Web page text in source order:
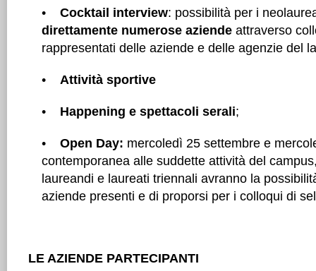
• Cocktail interview: possibilità per i
direttamente numerose aziendeattraverso
rappresentati delle aziende e delle agenzie del
• Attività sportive
• Happening e spettacoli serali;
• Open Day: mercoledì 25 settembre e
contemporanea alle suddette attività del
laureandi e laureati triennali avranno la
aziende presenti e di proporsi per i colloqui di
LE AZIENDE PARTECIPANTI